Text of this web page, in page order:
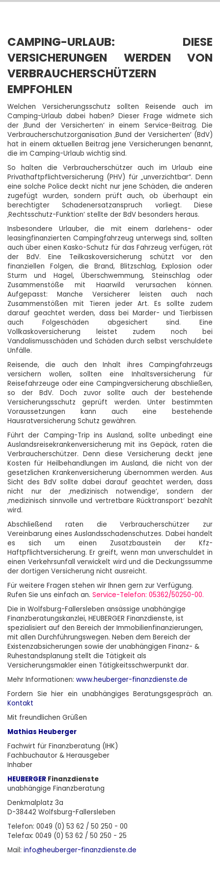
CAMPING-URLAUB: DIESE
VERSICHERUNGEN WERDEN VON
VERBRAUCHERSCHÜTZERN
EMPFOHLEN
Welchen Versicherungsschutz sollten Reisende auch im
Camping-Urlaub dabei haben? Dieser Frage widmete sich
der ‚Bund der Versicherten‘ in einem Service-Beitrag. Die
Verbraucherschutzorganisation ‚Bund der Versicherten‘ (BdV)
hat in einem aktuellen Beitrag jene Versicherungen benannt,
die im Camping-Urlaub wichtig sind.
So halten die Verbraucherschützer auch im Urlaub eine
Privathaftpflichtversicherung (PHV) für „unverzichtbar“. Denn
eine solche Police deckt nicht nur jene Schäden, die anderen
zugefügt wurden, sondern prüft auch, ob überhaupt ein
berechtigter Schadenersatzanspruch vorliegt. Diese
‚Rechtsschutz-Funktion‘ stellte der BdV besonders heraus.
Insbesondere Urlauber, die mit einem darlehens- oder
leasingfinanzierten Campingfahrzeug unterwegs sind, sollten
auch über einen Kasko-Schutz für das Fahrzeug verfügen, rät
der BdV. Eine Teilkaskoversicherung schützt vor den
finanziellen Folgen, die Brand, Blitzschlag, Explosion oder
Sturm und Hagel, Überschwemmung, Steinschlag oder
Zusammenstöße mit Haarwild verursachen können.
Aufgepasst: Manche Versicherer leisten auch nach
Zusammenstößen mit Tieren jeder Art. Es sollte zudem
darauf geachtet werden, dass bei Marder- und Tierbissen
auch Folgeschäden abgesichert sind. Eine
Vollkaskoversicherung leistet zudem noch bei
Vandalismusschäden und Schäden durch selbst verschuldete
Unfälle.
Reisende, die auch den Inhalt ihres Campingfahrzeugs
versichern wollen, sollten eine Inhaltsversicherung für
Reisefahrzeuge oder eine Campingversicherung abschließen,
so der BdV. Doch zuvor sollte auch der bestehende
Versicherungsschutz geprüft werden. Unter bestimmten
Voraussetzungen kann auch eine bestehende
Hausratversicherung Schutz gewähren.
Führt der Camping-Trip ins Ausland, sollte unbedingt eine
Auslandsreisekrankenversicherung mit ins Gepäck, raten die
Verbraucherschützer. Denn diese Versicherung deckt jene
Kosten für Heilbehandlungen im Ausland, die nicht von der
gesetzlichen Krankenversicherung übernommen werden. Aus
Sicht des BdV sollte dabei darauf geachtet werden, dass
nicht nur der ‚medizinisch notwendige‘, sondern der
‚medizinisch sinnvolle und vertretbare Rücktransport‘ bezahlt
wird.
Abschließend raten die Verbraucherschützer zur
Vereinbarung eines Auslandsschadenschutzes. Dabei handelt
es sich um einen Zusatzbaustein der Kfz-
Haftpflichtversicherung. Er greift, wenn man unverschuldet in
einen Verkehrsunfall verwickelt wird und die Deckungssumme
der dortigen Versicherung nicht ausreicht.
Für weitere Fragen stehen wir Ihnen gern zur Verfügung.
Rufen Sie uns einfach an. Service-Telefon: 05362/50250-00.
Die in Wolfsburg-Fallersleben ansässige unabhängige
Finanzberatungskanzlei, HEUBERGER Finanzdienste, ist
spezialisiert auf den Bereich der Immobilienfinanzierungen,
mit allen Durchführungswegen. Neben dem Bereich der
Existenzabsicherungen sowie der unabhängigen Finanz- &
Ruhestandsplanung stellt die Tätigkeit als
Versicherungsmakler einen Tätigkeitsschwerpunkt dar.
Mehr Informationen: www.heuberger-finanzdienste.de
Fordern Siehier ein unabhängiges Beratungsgespräch an.
Kontakt
Mit freundlichen Grüßen
Mathias Heuberger
Fachwirt für Finanzberatung (IHK)
Fachbuchautor & Herausgeber
Inhaber
HEUBERGER Finanzdienste
unabhängige Finanzberatung
Denkmalplatz 3a
D-38442 Wolfsburg-Fallersleben
Telefon: 0049 (0) 53 62 / 50 250 - 00
Telefax: 0049 (0) 53 62 / 50 250 - 25
Mail: info@heuberger-finanzdienste.de